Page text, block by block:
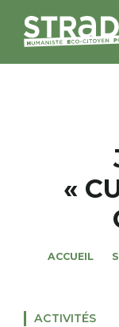
NOS«
ACCUEIL
ACTIVITÉS